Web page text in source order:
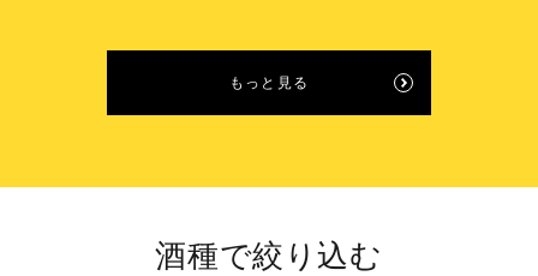
格
もっと見る
酒種で絞り込む